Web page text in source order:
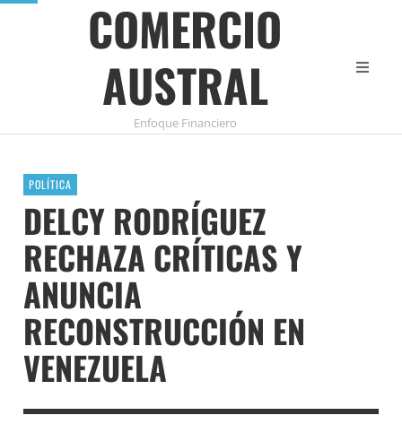
COMERCIO
AUSTRAL
Enfoque Financiero
POLÍTICA
DELCY RODRÍGUEZ
RECHAZA CRÍTICAS Y
ANUNCIA
RECONSTRUCCIÓN EN
VENEZUELA